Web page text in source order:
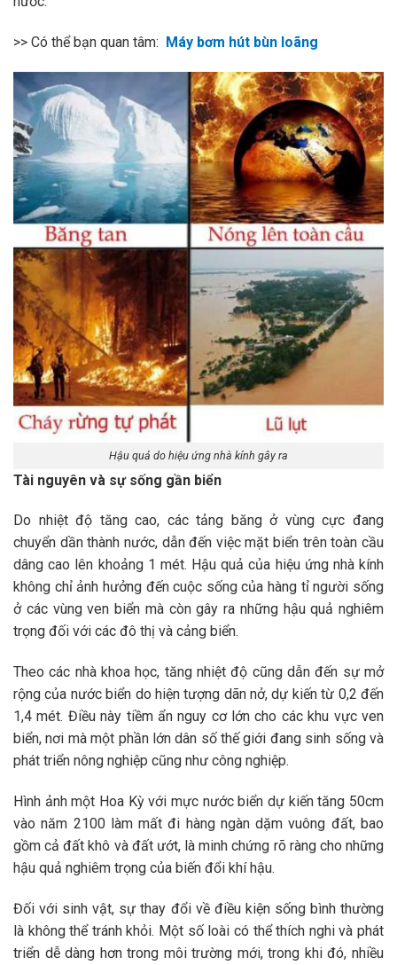
>> Có thể bạn quan tâm: Máy bơm hút bùn loãng
Hậu quả do hiệu ứng nhà kính gây ra
Tài nguyên và sự sống gần biển
Do nhiệt độ tăng cao, các tảng băng ở vùng cực đang
chuyển dần thành nước, dẫn đến việc mặt biển trên toàn cầu
dâng cao lên khoảng 1 mét. Hậu quả của hiệu ứng nhà kính
không chỉ ảnh hưởng đến cuộc sống của hàng tỉ người sống
ở các vùng ven biển mà còn gây ra những hậu quả nghiêm
trọng đối với các đô thị và cảng biển.
Theo các nhà khoa học, tăng nhiệt độ cũng dẫn đến sự mở
rộng của nước biển do hiện tượng dãn nở, dự kiến từ 0,2 đến
1,4 mét. Điều này tiềm ẩn nguy cơ lớn cho các khu vực ven
biển, nơi mà một phần lớn dân số thế giới đang sinh sống và
phát triển nông nghiệp cũng như công nghiệp.
Hình ảnh một Hoa Kỳ với mực nước biển dự kiến tăng 50cm
vào năm 2100 làm mất đi hàng ngàn dặm vuông đất, bao
gồm cả đất khô và đất ướt, là minh chứng rõ ràng cho những
hậu quả nghiêm trọng của biến đổi khí hậu.
Đối với sinh vật, sự thay đổi về điều kiện sống bình thường
là không thể tránh khỏi. Một số loài có thể thích nghi và phát
triển dễ dàng hơn trong môi trường mới, trong khi đó, nhiều